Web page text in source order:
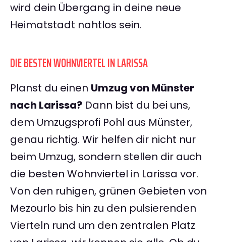
wird dein Übergang in deine neue
Heimatstadt nahtlos sein.
DIE BESTEN WOHNVIERTEL IN LARISSA
Planst du einen Umzug von Münster
nach Larissa? Dann bist du bei uns,
dem Umzugsprofi Pohl aus Münster,
genau richtig. Wir helfen dir nicht nur
beim Umzug, sondern stellen dir auch
die besten Wohnviertel in Larissa vor.
Von den ruhigen, grünen Gebieten von
Mezourlo bis hin zu den pulsierenden
Vierteln rund um den zentralen Platz